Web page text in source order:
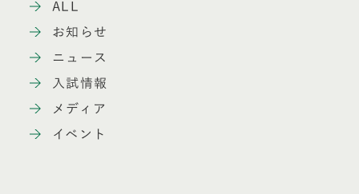
ALL
お知らせ
ニュース
入試情報
メディア
イベント